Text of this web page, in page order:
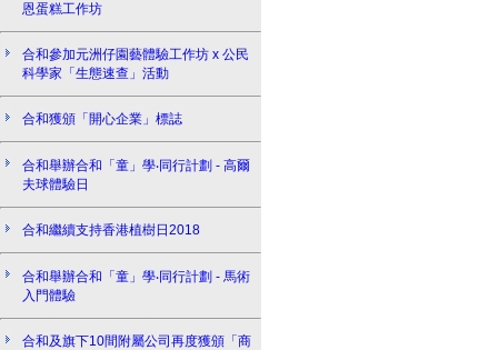
恩蛋糕工作坊
合和參加元洲仔園藝體驗工作坊 x 公民
科學家「生態速查」活動
合和獲頒「開心企業」標誌
合和舉辦合和「童」學‧同行計劃 - 高爾
夫球體驗日
合和繼續支持香港植樹日2018
合和舉辦合和「童」學‧同行計劃 - 馬術
入門體驗
合和及旗下10間附屬公司再度獲頒「商